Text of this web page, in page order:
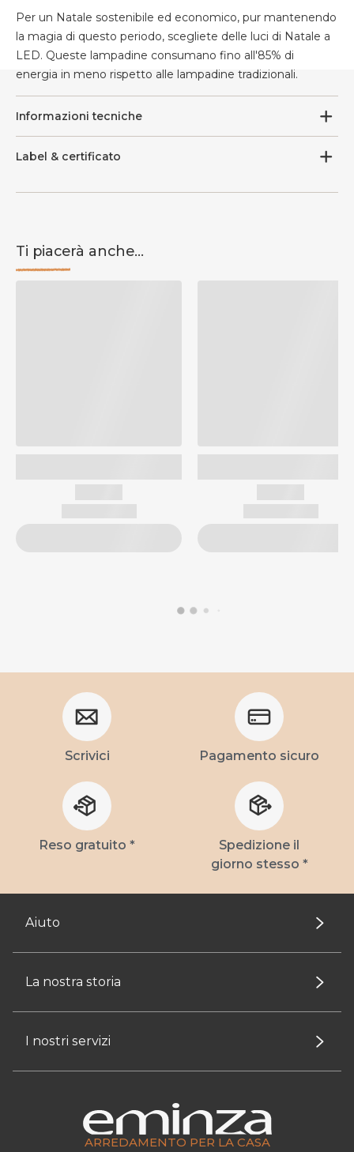
Per un Natale sostenibile ed economico, pur mantenendo
la magia di questo periodo, scegliete delle luci di Natale a
LED. Queste lampadine consumano fino all'85% di
energia in meno rispetto alle lampadine tradizionali.
Informazioni tecniche
Label & certificato
Ti piacerà anche...
Scrivici Pagamento sicuro
Reso gratuito *
Spedizione il
giorno stesso *
Aiuto
La nostra storia
I nostri servizi
ARREDAMENTO PER LA CASA